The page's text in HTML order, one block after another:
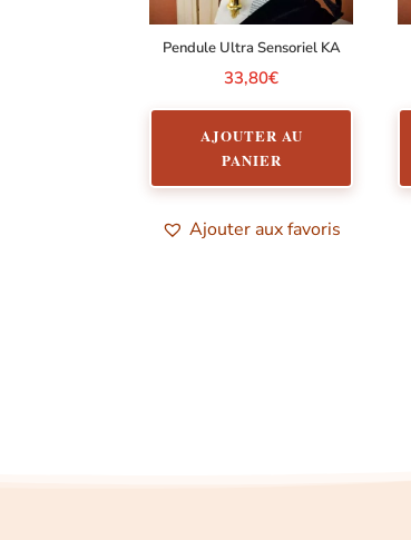
Pendule Ultra Sensoriel KA
33,80€
AJOUTER AU
PANIER
Ajouter aux favoris